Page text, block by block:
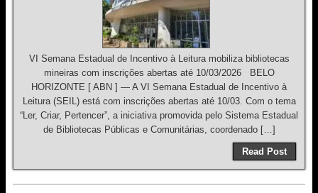
VI Semana Estadual de Incentivo à Leitura mobiliza bibliotecas
mineiras com inscrições abertas até 10/03/2026 BELO
HORIZONTE [ ABN ] — A VI Semana Estadual de Incentivo à
Leitura (SEIL) está com inscrições abertas até 10/03. Com o tema
“Ler, Criar, Pertencer”, a iniciativa promovida pelo Sistema Estadual
de Bibliotecas Públicas e Comunitárias, coordenado […]
Read Post